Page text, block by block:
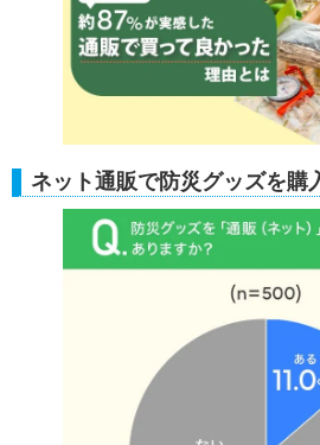
ネット通販で防災グッズを購